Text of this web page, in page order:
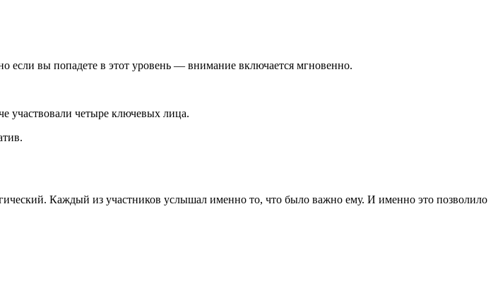
если вы попадете в этот уровень — внимание включается мгновенно.
участвовали четыре ключевых лица.
Каждый из участников услышал именно то, что было важно ему. И именно это позволило